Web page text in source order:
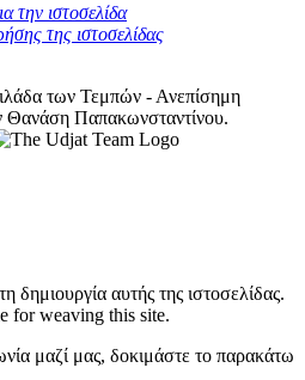
την ιστοσελίδα
της ιστοσελίδας
των Τεμπών - Ανεπίσημη
Θανάση Παπακωνσταντίνου.
δημιουργία αυτής της ιστοσελίδας.
for weaving this site.
μαζί μας, δοκιμάστε το παρακάτω